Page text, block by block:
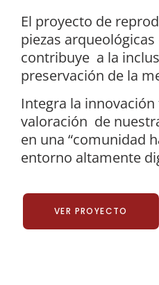
El proyecto de
piezas
contribuye a la
preservación de la
Integra la
valoración de
en una “comunidad
entorno altamente
VER PROYECTO